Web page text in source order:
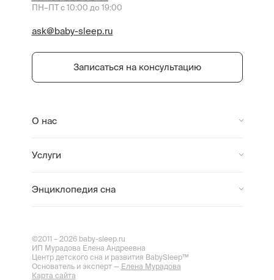
ПН–ПТ с 10:00 до 19:00
ask@baby-sleep.ru
Записаться на консультацию
О нас
Услуги
Энциклопедия сна
©2011 – 2026 baby-sleep.ru
ИП Мурадова Елена Андреевна
Центр детского сна и развития BabySleep™
Основатель и эксперт — Елена Мурадова
Карта сайта